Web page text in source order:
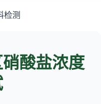
检测
酸盐浓度